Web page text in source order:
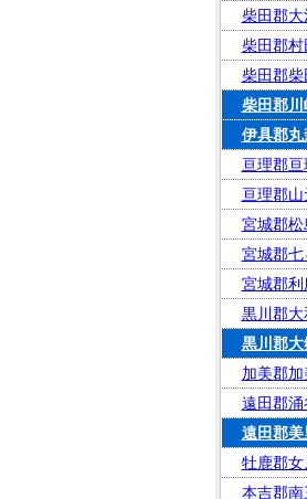
柴田郡大
柴田郡村
柴田郡柴
柴田郡川
伊具郡丸
亘理郡亘
亘理郡山
宮城郡松
宮城郡七
宮城郡利
黒川郡大
黒川郡大
加美郡加
遠田郡涌
遠田郡美
牡鹿郡女
本吉郡南